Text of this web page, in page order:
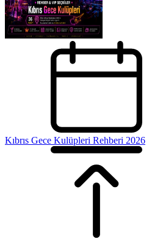
Kıbrıs Gece Kulüpleri Rehberi 2026